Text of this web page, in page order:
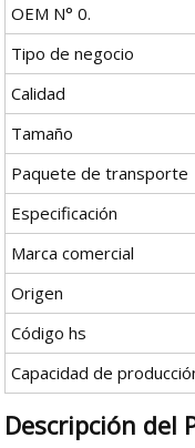
OEM N° 0.
Tipo de negocio
Calidad
Tamaño
Paquete de transporte
Especificación
Marca comercial
Origen
Código hs
Capacidad de
Descripción del